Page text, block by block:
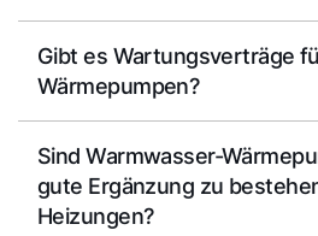
Gibt es Wartungsverträge
Wärmepumpen?
Sind Warmwasser-
gute Ergänzung zu
Heizungen?